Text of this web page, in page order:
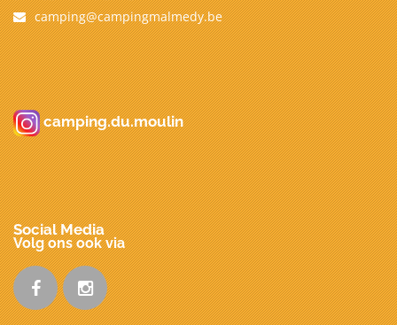
camping@campingmalmedy.be
camping.du.moulin
Social Media
Volg ons ook via